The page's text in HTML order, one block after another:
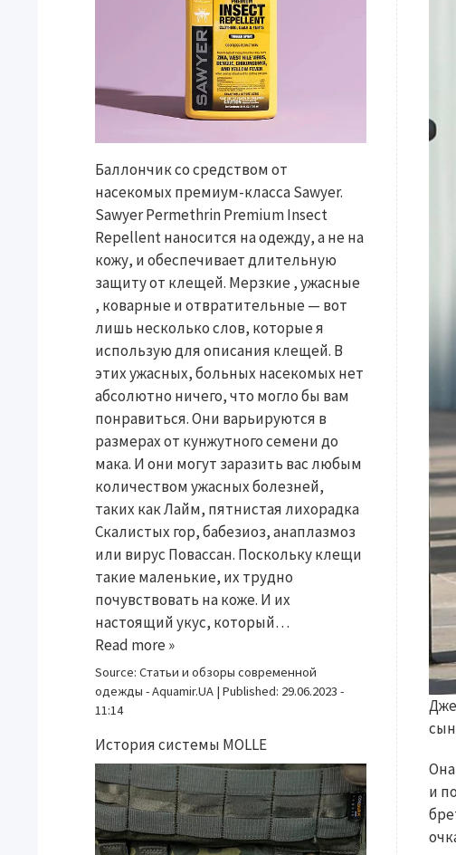
и
Баллончик со средством от
насекомых премиум-класса Sawyer.
Sawyer Permethrin Premium Insect
Repellent наносится на одежду, а не на
кожу, и обеспечивает длительную
защиту от клещей. Мерзкие , ужасные
, коварные и отвратительные — вот
лишь несколько слов, которые я
использую для описания клещей. В
этих ужасных, больных насекомых нет
абсолютно ничего, что могло бы вам
понравиться. Они варьируются в
размерах от кунжутного семени до
мака. И они могут заразить вас любым
количеством ужасных болезней,
таких как Лайм, пятнистая лихорадка
Скалистых гор, бабезиоз, анаплазмоз
или вирус Повассан. Поскольку клещи
такие маленькие, их трудно
почувствовать на коже. И их
настоящий укус, который…
Read more »
Source: Статьи и обзоры современной
одежды - Aquamir.UA | Published: 29.06.2023 -
11:14
История системы MOLLE